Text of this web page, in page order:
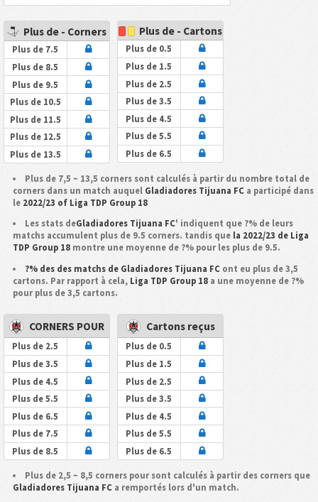
Plus de - Corners
Plus de 7.5
Plus de 8.5
Plus de 9.5
Plus de 10.5
Plus de 11.5
Plus de 12.5
Plus de 13.5
Plus de - Cartons
Plus de 0.5
Plus de 1.5
Plus de 2.5
Plus de 3.5
Plus de 4.5
Plus de 5.5
Plus de 6.5
Plus de 7,5 ~ 13,5 corners sont calculés à partir du nombre total de
corners dans un match auquel Gladiadores Tijuana FCa participé dans
le 2022/23 of Liga TDP Group 18
Les stats deGladiadores Tijuana FC' indiquent que ?% de leurs
matchs accumulent plus de 9.5 corners. tandis que la 2022/23 de Liga
TDP Group 18montre une moyenne de ?% pour les plus de 9.5.
?% des des matchs de Gladiadores Tijuana FC ont eu plus de 3,5
cartons. Par rapport à cela, Liga TDP Group 18a une moyenne de ?%
pour plus de 3,5 cartons.
CORNERS POUR
Plus de 2.5
Plus de 3.5
Plus de 4.5
Plus de 5.5
Plus de 6.5
Plus de 7.5
Plus de 8.5
Cartons reçus
Plus de 0.5
Plus de 1.5
Plus de 2.5
Plus de 3.5
Plus de 4.5
Plus de 5.5
Plus de 6.5
Plus de 2,5 ~ 8,5 corners pour sont calculés à partir des corners que
Gladiadores Tijuana FCa remportés lors d'un match.